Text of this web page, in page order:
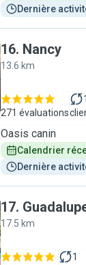
Dernière
16. Nancy
13.6 km
271 évaluations
Oasis canin
Calendrier
Dernière
17.
17.5 km
1